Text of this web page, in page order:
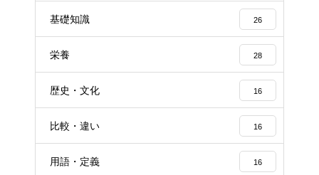
基礎知識 26
栄養 28
歴史・文化 16
比較・違い 16
用語・定義 16